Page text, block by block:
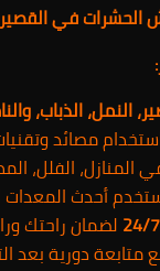
الحشرات في القصير
النمل، الذباب،
مصائد
الفلل،
أحدث المعدات
24/7لضمان راحتك
دورية بعد